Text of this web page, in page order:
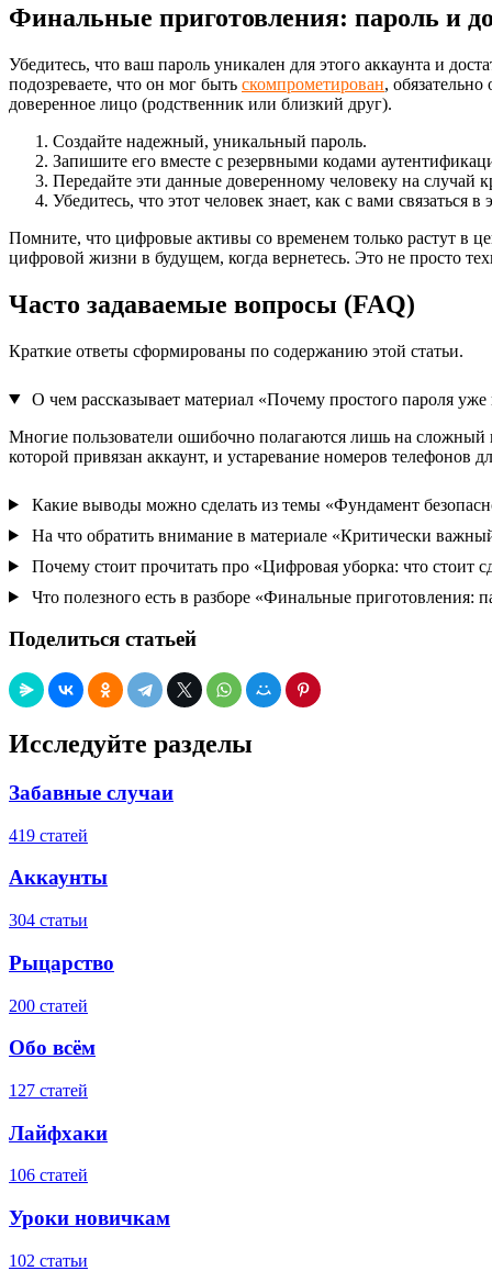
Финальные приготовления: пароль и
Убедитесь, что ваш пароль уникален для этого аккаунта и
подозреваете, что он мог быть скомпрометирован,
доверенное лицо (родственник или близкий друг).
Создайте надежный, уникальный пароль.
Запишите его вместе с резервными кодами
Передайте эти данные доверенному человеку на случай
Убедитесь, что этот человек знает, как с вами связаться
Помните, что цифровые активы со временем только растут в
цифровой жизни в будущем, когда вернетесь. Это не просто
Часто задаваемые вопросы (FAQ)
Краткие ответы сформированы по содержанию этой статьи.
О чем рассказывает материал «Почему простого пароля уже
Многие пользователи ошибочно полагаются лишь на
которой привязан аккаунт, и устаревание номеров телефонов
Какие выводы можно сделать из темы «Фундамент
На что обратить внимание в материале «Критически
Почему стоит прочитать про «Цифровая уборка: что стоит
Что полезного есть в разборе «Финальные приготовления:
Поделиться статьей
Исследуйте разделы
Забавные случаи
419 статей
Аккаунты
304 статьи
Рыцарство
200 статей
Обо всём
127 статей
Лайфхаки
106 статей
Уроки новичкам
102 статьи